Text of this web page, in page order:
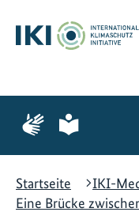
Hauptinhalt
springen
Suche
springen
Hauptnavigation
springen
Zur
Seite
Gebärdensprache
Zur
Seite
leichte
Startseite
IKI-
Eine Brücke